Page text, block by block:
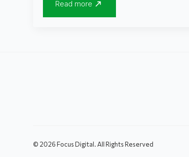
Read more
© 2026 Focus Digital. All Rights Reserved